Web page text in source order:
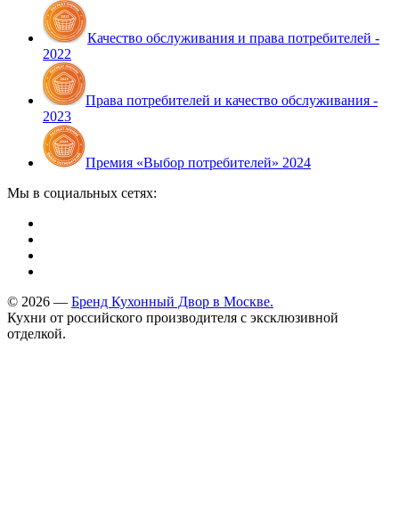
Качество обслуживания и права потребителей -
2022
Права потребителей и качество обслуживания -
2023
Премия «Выбор потребителей» 2024
Мы в социальных сетях:
© 2026 — Бренд Кухонный Двор в Москве.
Кухни от российского производителя с эксклюзивной
отделкой.